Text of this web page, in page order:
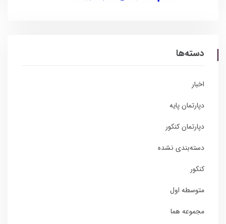
دسته‌ها
اخبار
دپارتمان پایه
دپارتمان کنکور
دسته‌بندی نشده
کنکور
متوسطه اول
مجموعه هما